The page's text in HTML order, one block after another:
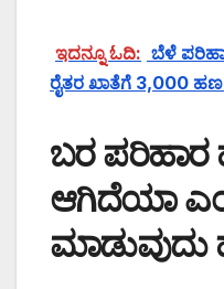
ಇದನ್ನೂ ಓದಿ: ಬೆಳೆ
ರೈತರ ಖಾತೆಗೆ 3,000
ಬರ
ಆಗಿದೆಯಾ
ಮಾಡುವುದು